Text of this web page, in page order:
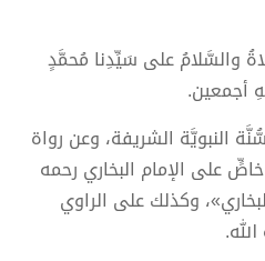
والسَّلامُ على سَيِّدِنا مُحمَّدٍ
أجمعين.
النبويَّة الشريفة، وعن رواة
على الإمام البخاري رحمه
وكذلك على الراوي